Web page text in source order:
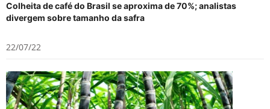
Colheita de café do Brasil se aproxima de 70%; analistas
divergem sobre tamanho da safra
22/07/22